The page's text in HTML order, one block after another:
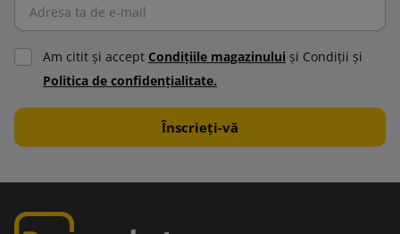
Am citit şi accept Condiţiile magazinului şi Condiţii şi
Politica de confidenţialitate.